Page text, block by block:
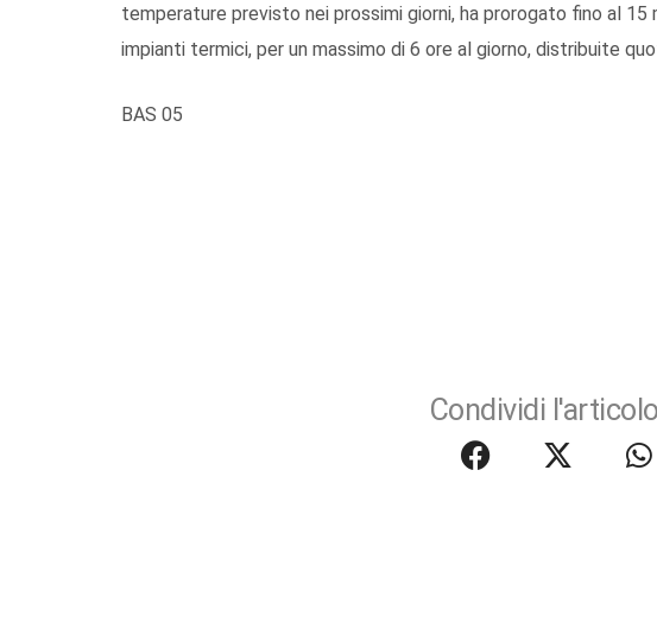
temperature previsto nei prossimi giorni, ha prorogato fino al
impianti termici, per un massimo di 6 ore al giorno, distribuite
BAS 05
Condividi